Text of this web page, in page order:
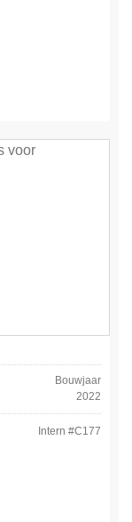
Bouwjaar
2022
Intern #C177